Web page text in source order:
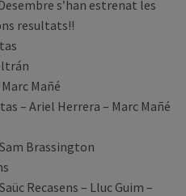
s’han estrenat les
resultats!!
Mañé
– Ariel Herrera – Marc Mañé
Brassington
Recasens – Lluc Guim –